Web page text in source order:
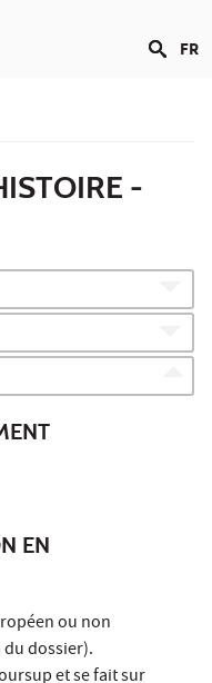
FR
-
EN
ou non
dossier).